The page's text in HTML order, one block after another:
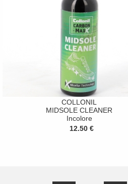
COLLONIL
MIDSOLE CLEANER
Incolore
12.50 €